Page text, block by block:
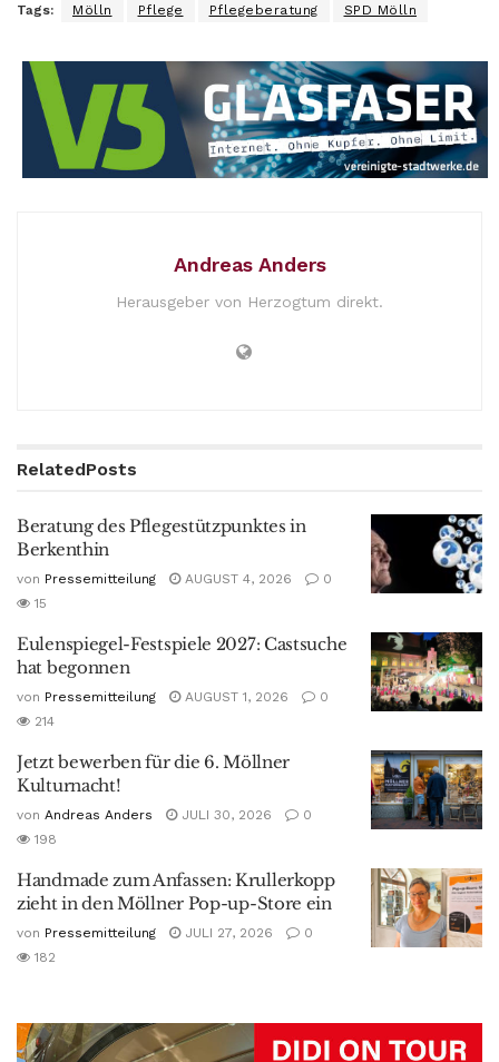
Tags: Mölln Pflege Pflegeberatung SPD Mölln
Andreas Anders
Herausgeber von Herzogtum direkt.
RelatedPosts
Beratung des Pflegestützpunktes in
Berkenthin
von Pressemitteilung AUGUST 4, 2026
0
15
Eulenspiegel-Festspiele 2027: Castsuche
hat begonnen
von Pressemitteilung AUGUST 1, 2026
0
214
Jetzt bewerben für die 6. Möllner
Kulturnacht!
von Andreas Anders JULI 30, 2026
0
198
Handmade zum Anfassen: Krullerkopp
zieht in den Möllner Pop-up-Store ein
von Pressemitteilung JULI 27, 2026
0
182